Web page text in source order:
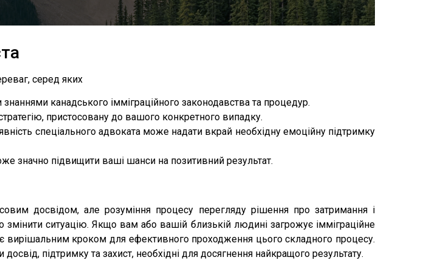
серед яких
канадського імміграційного законодавства та процедур.
пристосовану до вашого конкретного випадку.
спеціального адвоката може надати вкрай необхідну емоційну підтримку
значно підвищити ваші шанси на позитивний результат.
досвідом, але розуміння процесу перегляду рішення про затримання і
ситуацію. Якщо вам або вашій близькій людині загрожує імміграційне
є вирішальним кроком для ефективного проходження цього складного процесу.
підтримку та захист, необхідні для досягнення найкращого результату.